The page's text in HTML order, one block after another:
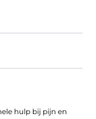
hulp bij pijn en